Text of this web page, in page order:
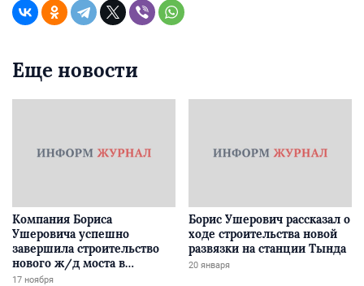
Еще новости
Компания Бориса
Ушеровича успешно
завершила строительство
нового ж/д моста в
Забайкалье
17 ноября
Борис Ушерович рассказал о
ходе строительства новой
развязки на станции Тында
20 января